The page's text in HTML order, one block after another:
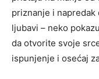
priznanje i napredak
ljubavi – neko
da otvorite svoje
ispunjenje i osećaj